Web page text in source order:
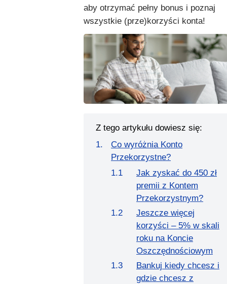
aby otrzymać pełny bonus i poznaj
wszystkie (prze)korzyści konta!
Z tego artykułu dowiesz się:
Co wyróżnia Konto
Przekorzystne?
Jak zyskać do 450 zł
premii z Kontem
Przekorzystnym?
Jeszcze więcej
korzyści – 5% w skali
roku na Koncie
Oszczędnościowym
Bankuj kiedy chcesz i
gdzie chcesz z